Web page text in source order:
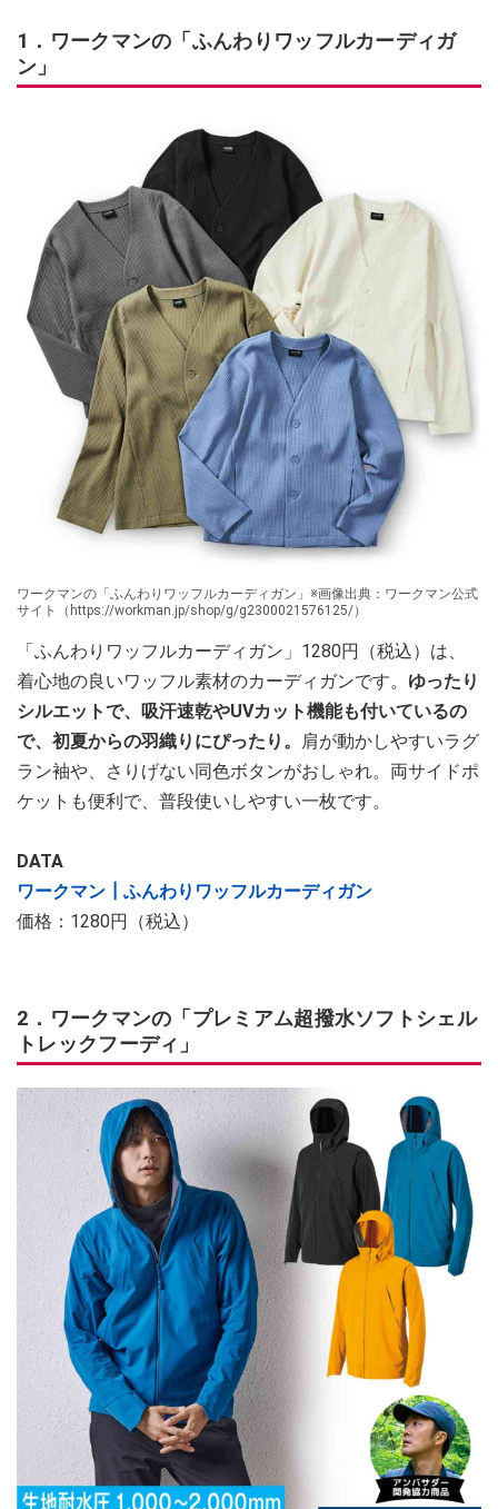
1．ワークマンの「ふんわりワッフルカーディガ
ン」
ワークマンの「ふんわりワッフルカーディガン」※画像出典：ワークマン公式
サイト（https://workman.jp/shop/g/g2300021576125/）
「ふんわりワッフルカーディガン」1280円（税込）は、
着心地の良いワッフル素材のカーディガンです。 ゆったり
シルエットで、吸汗速乾やUVカット機能も付いているの
で、初夏からの羽織りにぴったり。 肩が動かしやすいラグ
ラン袖や、さりげない同色ボタンがおしゃれ。両サイドポ
ケットも便利で、普段使いしやすい一枚です。
DATA
ワークマン┃ふんわりワッフルカーディガン
価格：1280円（税込）
2．ワークマンの「プレミアム超撥水ソフトシェル
トレックフーディ」